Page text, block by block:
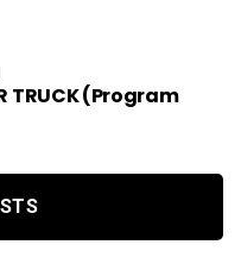
TRUCK (Program